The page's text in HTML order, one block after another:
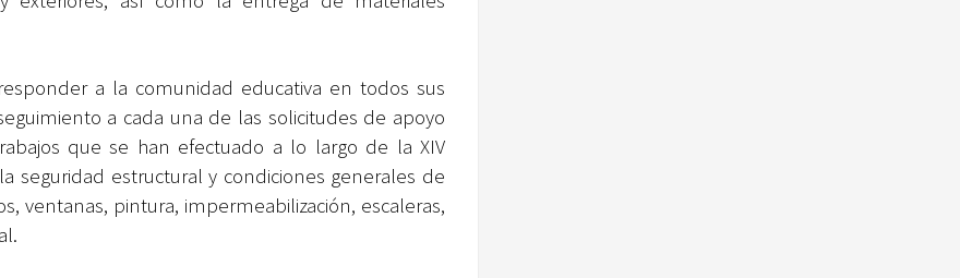
a la comunidad educativa en todos sus
a cada una de las solicitudes de apoyo
que se han efectuado a lo largo de la XIV
seguridad estructural y condiciones generales de
ventanas, pintura, impermeabilización, escaleras,